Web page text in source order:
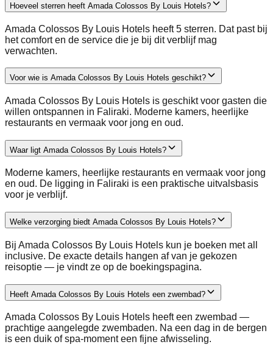
Hoeveel sterren heeft Amada Colossos By Louis Hotels?
Amada Colossos By Louis Hotels heeft 5 sterren. Dat past bij
het comfort en de service die je bij dit verblijf mag
verwachten.
Voor wie is Amada Colossos By Louis Hotels geschikt?
Amada Colossos By Louis Hotels is geschikt voor gasten die
willen ontspannen in Faliraki. Moderne kamers, heerlijke
restaurants en vermaak voor jong en oud.
Waar ligt Amada Colossos By Louis Hotels?
Moderne kamers, heerlijke restaurants en vermaak voor jong
en oud. De ligging in Faliraki is een praktische uitvalsbasis
voor je verblijf.
Welke verzorging biedt Amada Colossos By Louis Hotels?
Bij Amada Colossos By Louis Hotels kun je boeken met all
inclusive. De exacte details hangen af van je gekozen
reisoptie — je vindt ze op de boekingspagina.
Heeft Amada Colossos By Louis Hotels een zwembad?
Amada Colossos By Louis Hotels heeft een zwembad —
prachtige aangelegde zwembaden. Na een dag in de bergen
is een duik of spa-moment een fijne afwisseling.